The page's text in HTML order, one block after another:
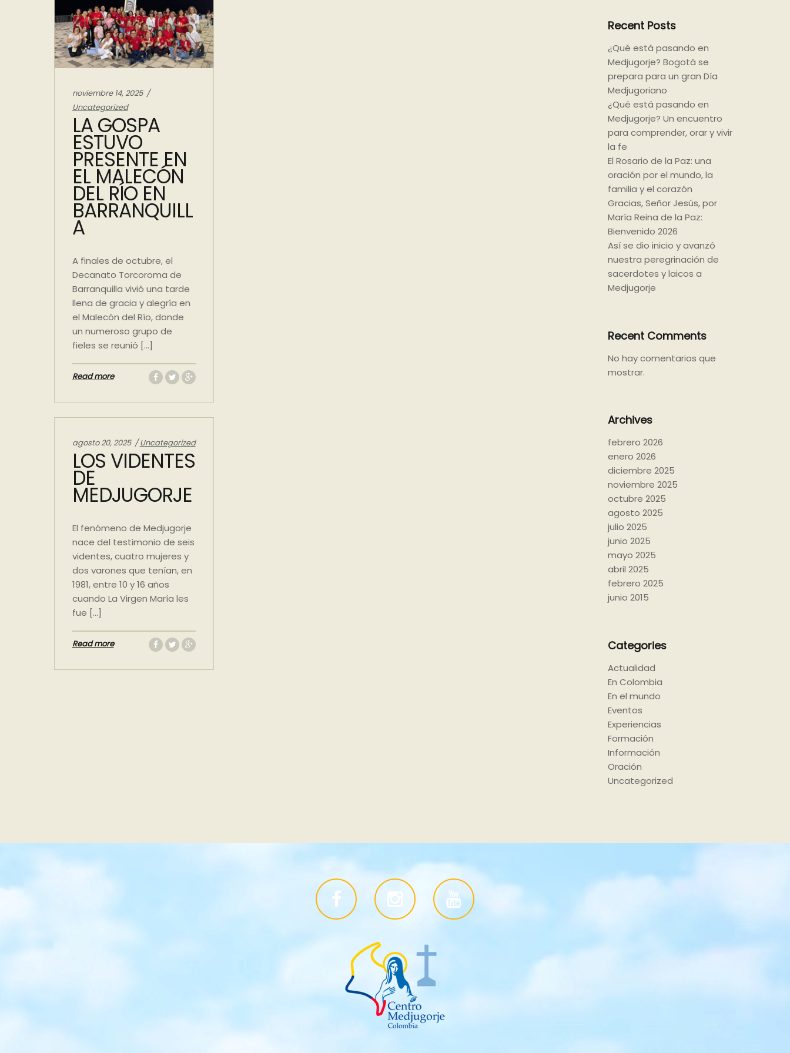
noviembre 14, 2025 Categories:
Uncategorized
LA GOSPA
ESTUVO
PRESENTE EN
EL MALECÓN
DEL RÍO EN
BARRANQUILL
A
A finales de octubre, el
Decanato Torcoroma de
Barranquilla vivió una tarde
llena de gracia y alegría en
el Malecón del Río, donde
un numeroso grupo de
fieles se reunió […]
Read more
agosto 20, 2025 Categories:
Uncategorized
LOS VIDENTES
DE
MEDJUGORJE
El fenómeno de Medjugorje
nace del testimonio de seis
videntes, cuatro mujeres y
dos varones que tenían, en
1981, entre 10 y 16 años
cuando La Virgen María les
fue […]
Read more
Recent Posts
¿Qué está pasando en
Medjugorje? Bogotá se
prepara para un gran Día
Medjugoriano
¿Qué está pasando en
Medjugorje? Un encuentro
para comprender, orar y vivir
la fe
El Rosario de la Paz: una
oración por el mundo, la
familia y el corazón
Gracias, Señor Jesús, por
María Reina de la Paz:
Bienvenido 2026
Así se dio inicio y avanzó
nuestra peregrinación de
sacerdotes y laicos a
Medjugorje
Recent Comments
No hay comentarios que
mostrar.
Archives
febrero 2026
enero 2026
diciembre 2025
noviembre 2025
octubre 2025
agosto 2025
julio 2025
junio 2025
mayo 2025
abril 2025
febrero 2025
junio 2015
Categories
Actualidad
En Colombia
En el mundo
Eventos
Experiencias
Formación
Información
Oración
Uncategorized